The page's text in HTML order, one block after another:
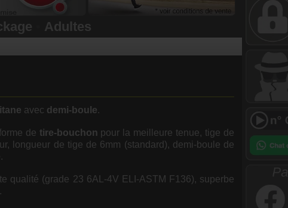
Adultes
avec demi-boule.
de tire-bouchon pour la meilleure tenue, tige de
longueur de tige de 6mm (standard), demi-boule de
qualité (grade 23 6AL-4V ELI-ASTM F136), superbe